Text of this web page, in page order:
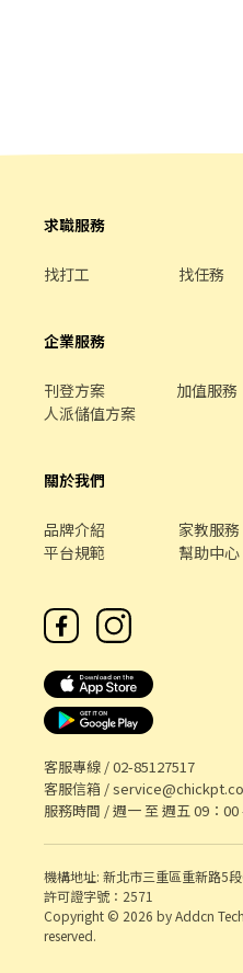
計算，重視員工的辛勤付出 ▪計
嚐美味平價壽司，致力成為頂尖品
求職服務
找打工 找任務
企業服務
刊登方案 加值服務
人派儲值方案
關於我們
品牌介紹 家教服務
平台規範
幫助中心
客服專線 /02-85127517
客服信箱 /
服務時間 / 週一 至 週五 09：00
機構地址: 新北市三重區重新路5
許可證字號：2571
Copyright © 2026 by Addcn
reserved.